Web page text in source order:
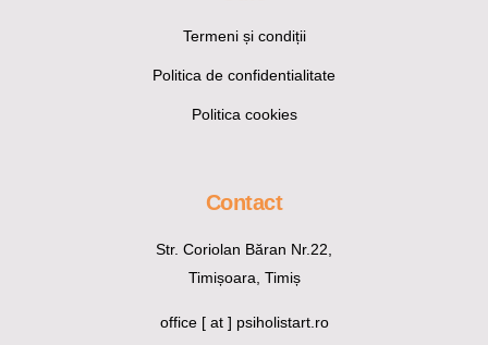
Termeni și condiții
Politica de confidentialitate
Politica cookies
Contact
Str. Coriolan Băran Nr.22,
Timișoara, Timiș
office [ at ] psiholistart.ro